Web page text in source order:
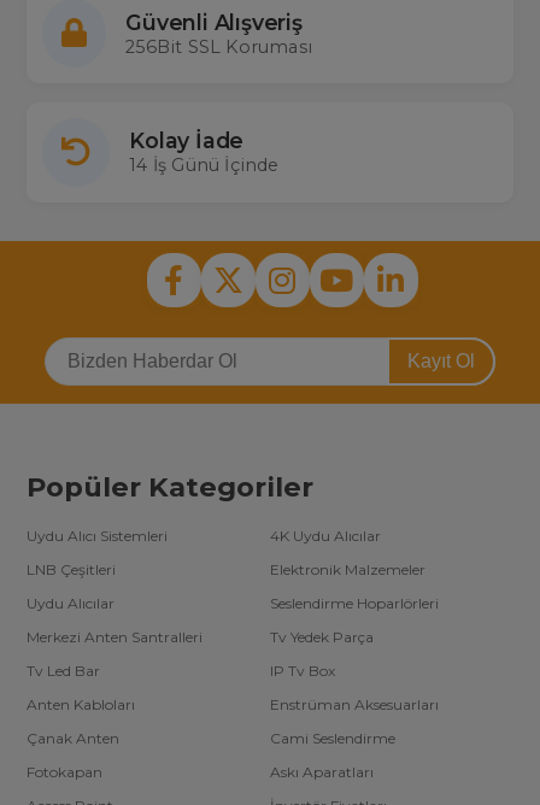
Güvenli Alışveriş
256Bit SSL Koruması
Kolay İade
14 İş Günü İçinde
Kayıt Ol
Popüler Kategoriler
Uydu Alıcı Sistemleri
4K Uydu Alıcılar
LNB Çeşitleri
Elektronik Malzemeler
Uydu Alıcılar
Seslendirme Hoparlörleri
Merkezi Anten Santralleri
Tv Yedek Parça
Tv Led Bar
IP Tv Box
Anten Kabloları
Enstrüman Aksesuarları
Çanak Anten
Cami Seslendirme
Fotokapan
Askı Aparatları